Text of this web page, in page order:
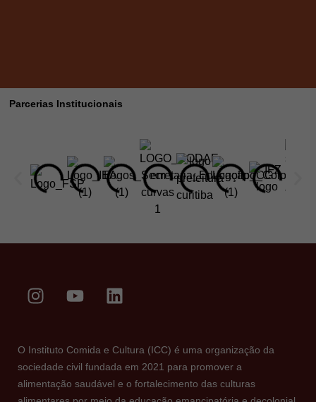
Parcerias Institucionais
O Instituto Comida e Cultura (ICC) é uma organização da
sociedade civil fundada em 2021 para promover a
alimentação saudável e o fortalecimento das culturas